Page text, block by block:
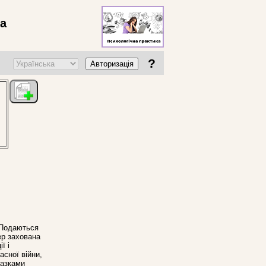
Авторизація ?
захована
і
війни,